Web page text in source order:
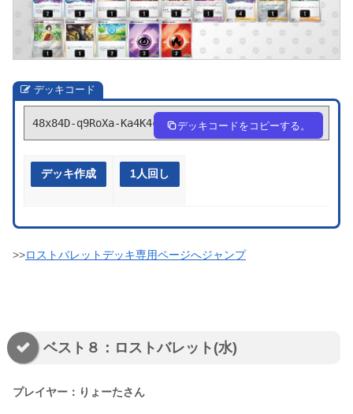
デッキコード
48x84D-q9RoXa-Ka4K4c デッキコードをコピーする。
デッキ作成 1人回し
>>ロストバレットデッキ専用ページへジャンプ
ベスト８：ロストバレット(水)
プレイヤー：りょーたさん